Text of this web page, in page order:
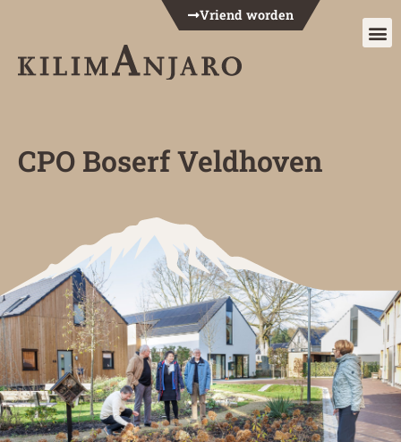
Vriend worden
CPO Boserf Veldhoven